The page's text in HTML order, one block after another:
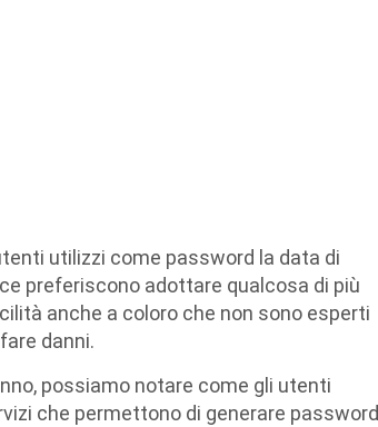
utilizzi come password la data di
preferiscono adottare qualcosa di più
anche a coloro che non sono esperti
danni.
possiamo notare come gli utenti
che permettono di generare password